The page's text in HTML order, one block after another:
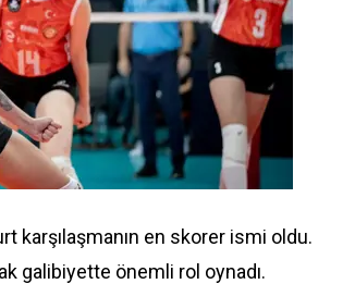
karşılaşmanın en skorer ismi oldu.
galibiyette önemli rol oynadı.